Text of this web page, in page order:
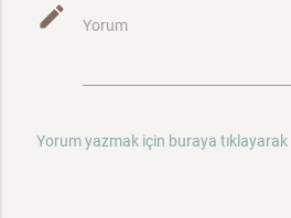
mode_edit Yorum
Yorum yazmak için buraya